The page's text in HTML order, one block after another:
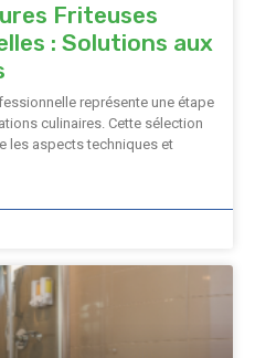
Friteuses
: Solutions aux
représente une étape
culinaires. Cette sélection
les aspects techniques et